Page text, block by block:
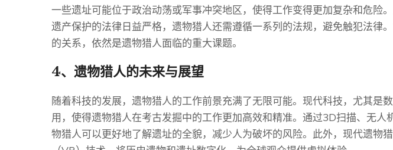
一些遗址可能位于政治动荡或军事冲突地区，使得工作变得更加复杂和危险
遗产保护的法律日益严格，遗物猎人还需遵循一系列的法规，避免触犯法律
的关系，依然是遗物猎人面临的重大课题。
4、遗物猎人的未来与展望
随着科技的发展，遗物猎人的工作前景充满了无限可能。现代科技，尤其是
用，使得遗物猎人在考古发掘中的工作更加高效和精准。通过3D扫描、无人
物猎人可以更好地了解遗址的全貌，减少人为破坏的风险。此外，现代遗物